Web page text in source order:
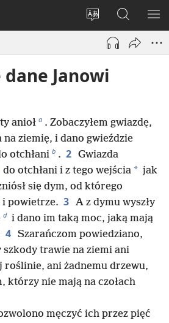
Wybór
języka
Logowanie
(opens
window)
Szukaj
na
JW.ORG
Janowi
anioł a . Zobaczyłem gwiazdę,
na ziemię, i dano gwieździe
otchłani b . 2 Gwiazda
do otchłani i z tego wejścia * jak
się dym, od którego
i powietrze. 3 A z dymu wyszły
d i dano im taką moc, jaką mają
4 Szarańczom powiedziano,
szkody trawie na ziemi ani
roślinie, ani żadnemu drzewu,
którzy nie mają na czołach
męczyć ich przez pięć